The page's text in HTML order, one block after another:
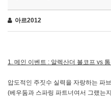
아르2012
1. 메인 이벤트 : 알렉산더 볼코프 vs
압도적인 주짓수 실력을 자랑하는 파
(베우둠과 스파링 파트너여서 그랬는